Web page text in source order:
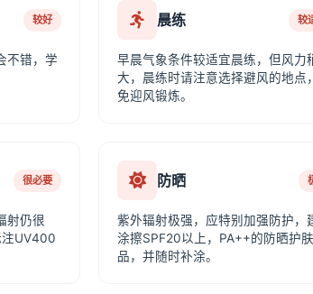
较好
不错，学
晨练 较
早晨气象条件较适宜晨练，但风力
大，晨练时请注意选择避风的地点
免迎风锻炼。
很必要
射仍很
UV400
防晒
紫外辐射极强，应特别加强防护，
涂擦SPF20以上，PA++的防晒护
品，并随时补涂。